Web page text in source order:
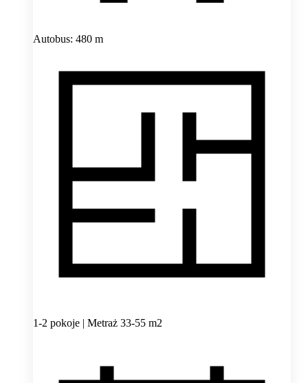
Autobus: 480 m
1-2 pokoje | Metraż 33-55 m2